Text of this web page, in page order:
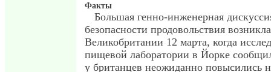
Факты
Большая генно-инженерная
безопасности продовольствия
Великобритании 12 марта, когда
пищевой лаборатории в Йорке
у британцев неожиданно повысились